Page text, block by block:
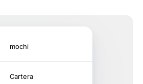
mochi
Cartera